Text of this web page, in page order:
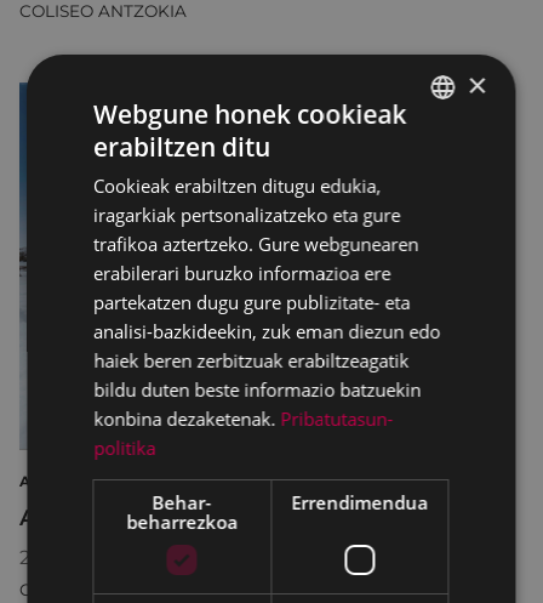
COLISEO ANTZOKIA
ARTEA ERAKUSKETA ARGAZKILARITZA
Argazkilaritza Maiatzean
2026/05/08 18:30 - 20:30
COLISEO ANTZOKIA
×
Webgune honek cookieak
erabiltzen ditu
Cookieak erabiltzen ditugu edukia,
iragarkiak pertsonalizatzeko eta gure
trafikoa aztertzeko. Gure webgunearen
erabilerari buruzko informazioa ere
partekatzen dugu gure publizitate- eta
analisi-bazkideekin, zuk eman diezun edo
haiek beren zerbitzuak erabiltzeagatik
bildu duten beste informazio batzuekin
konbina dezaketenak. Pribatutasun-
politika
Behar-
beharrezkoa
Errendimendua